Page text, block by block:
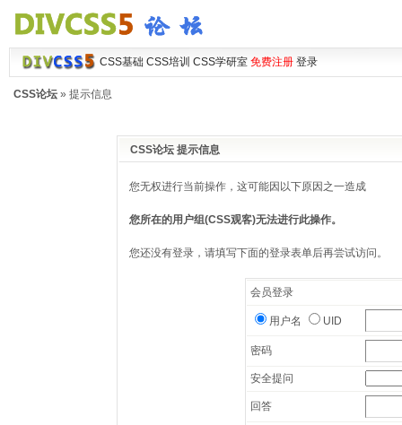
CSS基础 CSS培训 CSS学研室 免费注册 登录
CSS论坛» 提示信息
CSS论坛 提示信息
您无权进行当前操作，这可能因以下原因之一造成
您所在的用户组(CSS观客)无法进行此操作。
您还没有登录，请填写下面的登录表单后再尝试访问。
会员登录
用户名 UID
密码
安全提问
回答